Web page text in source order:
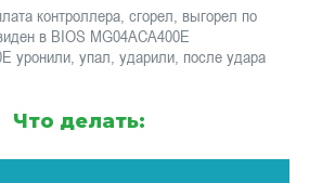
контроллера, сгорел, выгорел по
в BIOS MG04ACA400E
уронили, упал, ударили, после удара
Что делать: